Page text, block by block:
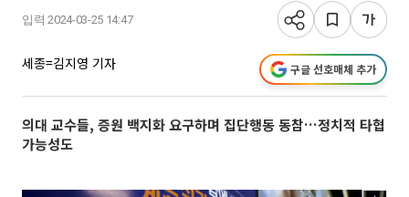
입력 2024-03-25 14:47
세종=김지영 기자 구글 선호매체 추가
의대 교수들, 증원 백지화 요구하며 집단행동 동참…정치적 타협
가능성도